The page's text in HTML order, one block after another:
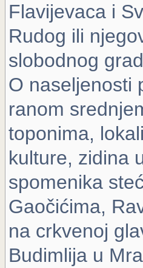
Flavijevaca i
Rudog ili
slobodnog
O naseljenosti
ranom
toponima,
kulture, zidina
spomenika
Gaočićima,
na crkvenoj
Budimlija u